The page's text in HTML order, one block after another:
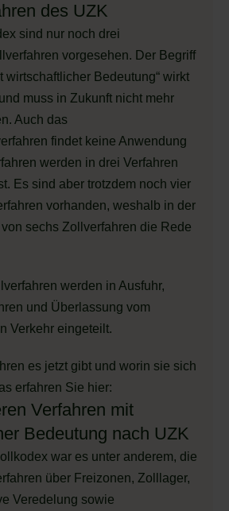
des UZK
sind nur noch drei
vorgesehen. Der Begriff
wirtschaftlicher Bedeutung“ wirkt
muss in Zukunft nicht mehr
Auch das
findet keine Anwendung
werden in drei Verfahren
Es sind aber trotzdem noch vier
vorhanden, weshalb in der
sechs Zollverfahren die Rede
werden in Ausfuhr,
und Überlassung vom
Verkehr eingeteilt.
es jetzt gibt und worin sie sich
erfahren Sie hier:
Verfahren mit
Bedeutung nach UZK
war es unter anderem, die
über Freizonen, Zolllager,
Veredelung sowie